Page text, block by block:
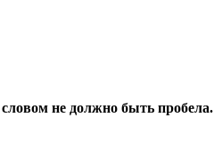
не должно быть пробела.